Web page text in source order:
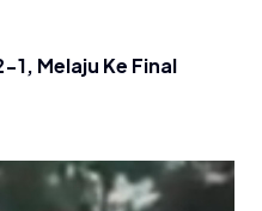
1, Melaju Ke Final